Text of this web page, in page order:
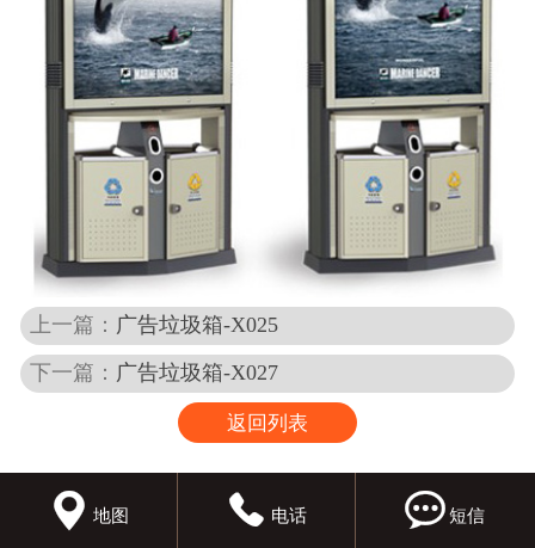
上一篇： 广告垃圾箱-X025
下一篇： 广告垃圾箱-X027
返回列表
 地图  电话  短信